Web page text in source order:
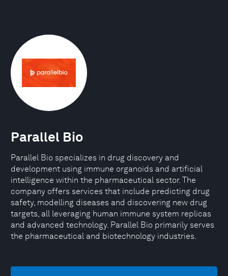
Parallel Bio
Parallel Bio specializes in drug discovery and
development using immune organoids and artificial
intelligence within the pharmaceutical sector. The
company offers services that include predicting drug
safety, modelling diseases and discovering new drug
targets, all leveraging human immune system replicas
and advanced technology. Parallel Bio primarily serves
the pharmaceutical and biotechnology industries.